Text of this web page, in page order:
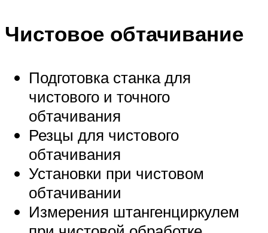
Чистовое обтачивание
Подготовка станка для
чистового и точного
обтачивания
Резцы для чистового
обтачивания
Установки при чистовом
обтачивании
Измерения штангенциркулем